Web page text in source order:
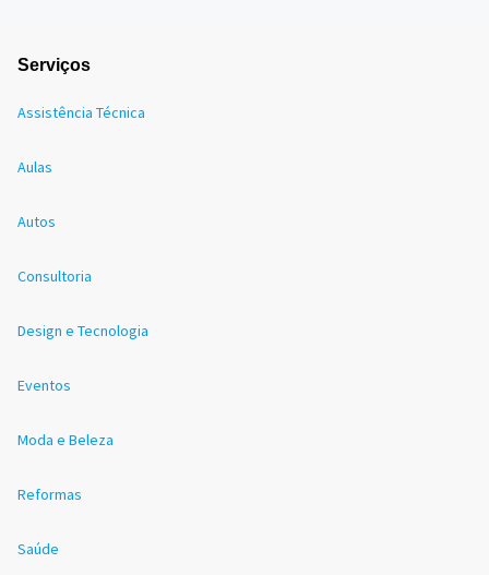
Serviços
Assistência Técnica
Aulas
Autos
Consultoria
Design e Tecnologia
Eventos
Moda e Beleza
Reformas
Saúde